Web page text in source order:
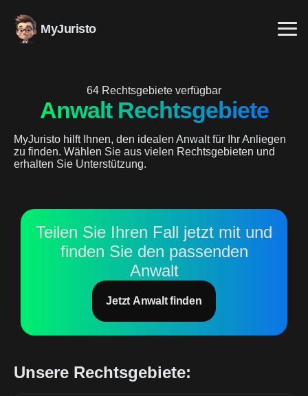
MyJuristo
64 Rechtsgebiete verfügbar
Anwalt Rechtsgebiete
MyJuristo hilft Ihnen, den idealen Anwalt für Ihr Anliegen
zu finden. Wählen Sie aus vielen Rechtsgebieten und
erhalten Sie Unterstützung.
Teilen Sie Ihren Fall jetzt mit und
finden Sie den passenden
Anwalt
Jetzt Anwalt finden
Unsere Rechtsgebiete: